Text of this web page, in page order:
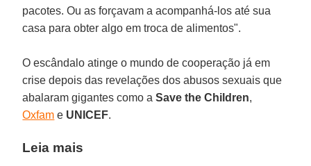
pacotes. Ou as forçavam a acompanhá-los até sua
casa para obter algo em troca de alimentos".
O escândalo atinge o mundo de cooperação já em
crise depois das revelações dos abusos sexuais que
abalaram gigantes como aSave the Children,
Oxfam e UNICEF.
Leia mais